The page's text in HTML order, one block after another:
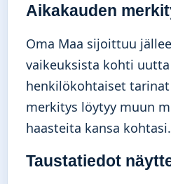
Aikakauden
Oma Maa sijoittuu
vaikeuksista kohti
henkilökohtaiset
merkitys löytyy muun
haasteita kansa kohtasi.
Taustatiedot